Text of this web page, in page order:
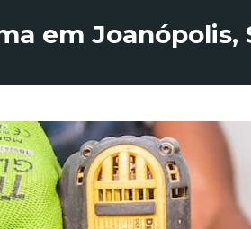
em Joanópolis,